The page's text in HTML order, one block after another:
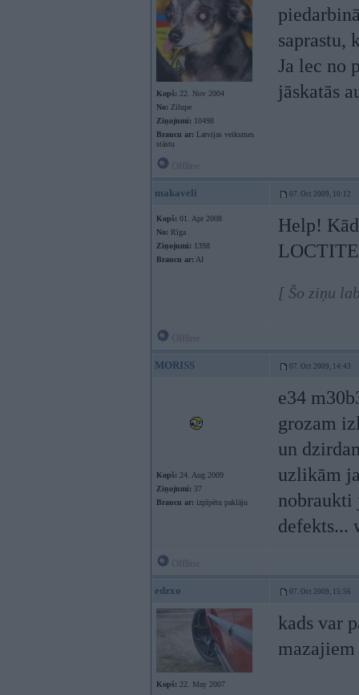
Kopš: 22. Nov 2004
No: Zilupe
Ziņojumi: 10498
Braucu ar: Latvijas veiksmes
stāstu
saprastu,
Ja lec no
jāskatās
makaveli 07. Oct 2009, 10:12
Kopš: 01. Apr 2008
No: Rīga
Ziņojumi: 1398
Braucu ar: AI
Help!
[ Šo ziņu
MORISS 07. Oct 2009, 14:43
Kopš: 24. Aug 2009
Ziņojumi: 37
Braucu ar: izpīpētu paklāju
e34
grozam
un
uzlikām
nobraukti
defekts...
edzxo 07. Oct 2009, 15:56
Kopš: 22. May 2007
kads var